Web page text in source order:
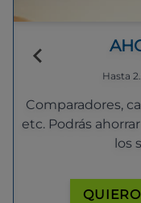
Hasta
Comparadores,
etc. Podrás
los